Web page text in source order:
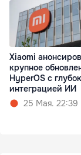
Xiaomi
крупное
HyperOS с
интеграцией ИИ
25 Мая. 22:39